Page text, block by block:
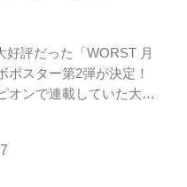
！！ 皆様のご応募お待ち
注意事項※ ・個人の方
け...
好評だった「WORST 月
ポスター第2弾が決定！
オンで連載していた大人
月島花』ポスターが
別企画として限定で20名